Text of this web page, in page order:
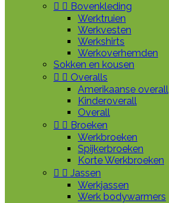
  Bovenkleding
Werktruien
Werkvesten
Werkshirts
Werkoverhemden
Sokken en kousen
  Overalls
Amerikaanse overall
Kinderoverall
Overall
  Broeken
Werkbroeken
Spijkerbroeken
Korte Werkbroeken
  Jassen
Werkjassen
Werk bodywarmers